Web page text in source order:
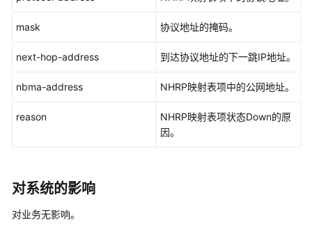
操
为
坤-
更
多
mask 协议地址的掩码。
next-hop-address 到达协议地址的下一跳IP地址。
nbma-address NHRP映射表项中的公网地址。
reason
NHRP映射表项状态Down的原
因。
对系统的影响
对业务无影响。